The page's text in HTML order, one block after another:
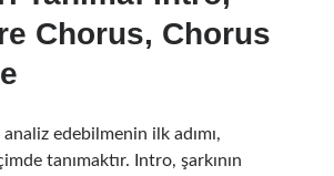
Chorus, Chorus
analiz edebilmenin ilk adımı,
tanımaktır. Intro, şarkının